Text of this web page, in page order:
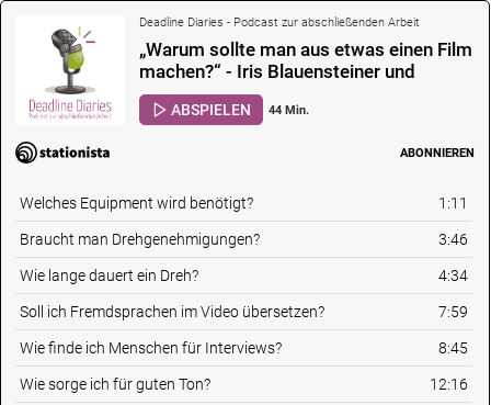
Deadline Diaries - Podcast zur abschließenden Arbeit
„Warum sollte man aus etwas einen Film
machen?“ - Iris Blauensteiner und
Corinna Malecha über das Format
Videobeitrag
ABSPIELEN 44 Min.
ABONNIEREN
Welches Equipment wird benötigt? 1:11
Braucht man Drehgenehmigungen? 3:46
Wie lange dauert ein Dreh? 4:34
Soll ich Fremdsprachen im Video übersetzen? 7:59
Wie finde ich Menschen für Interviews? 8:45
Wie sorge ich für guten Ton? 12:16